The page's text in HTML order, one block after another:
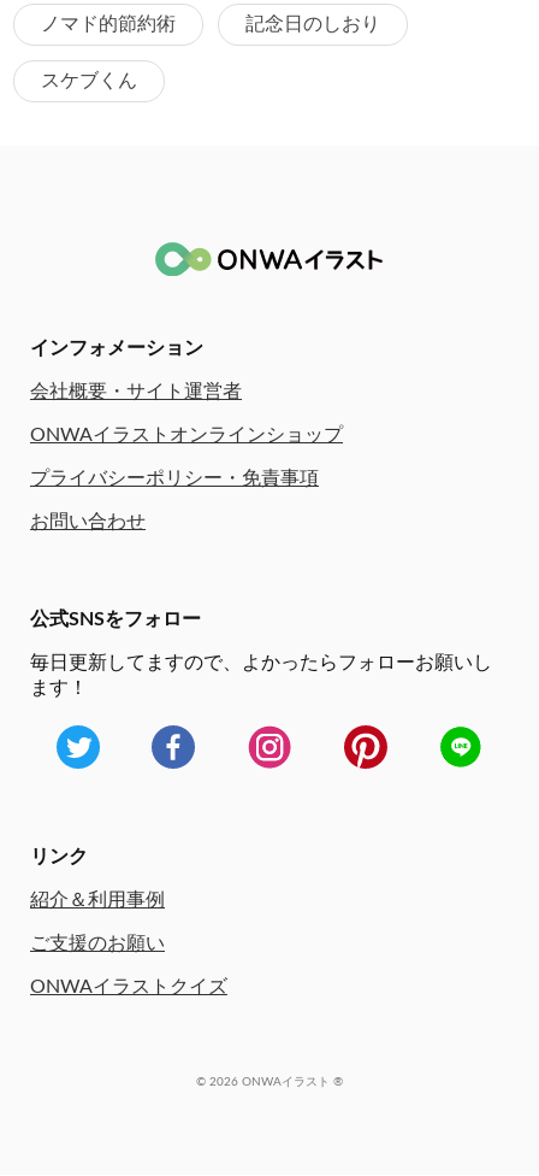
ノマド的節約術 記念日のしおり
スケブくん
インフォメーション
会社概要・サイト運営者
ONWAイラストオンラインショップ
プライバシーポリシー・免責事項
お問い合わせ
公式SNSをフォロー
毎日更新してますので、
よかったらフォローお願いし
ます！
リンク
紹介＆利用事例
ご支援のお願い
ONWAイラストクイズ
© 2026 ONWAイラスト ®